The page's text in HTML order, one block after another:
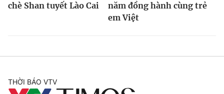
chè Shan tuyết Lào Cai
năm đồng hành cùng trẻ
em Việt
THỜI BÁO VTV